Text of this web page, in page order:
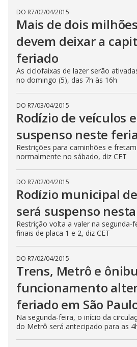
DO R7/02/04/2015
Mais de dois
devem deixar a
feriado
As ciclofaixas de lazer serão
no domingo (5), das 7h às 16h
DO R7/03/04/2015
Rodízio de veículos
suspenso neste
Restrições para caminhões e
normalmente no sábado, diz CET
DO R7/02/04/2015
Rodízio municipal
será suspenso
Restrição volta a valer na segunda-
finais de placa 1 e 2, diz CET
DO R7/02/04/2015
Trens, Metrô e
funcionamento
feriado em São
Na segunda-feira, o início da
do Metrô será antecipado para as